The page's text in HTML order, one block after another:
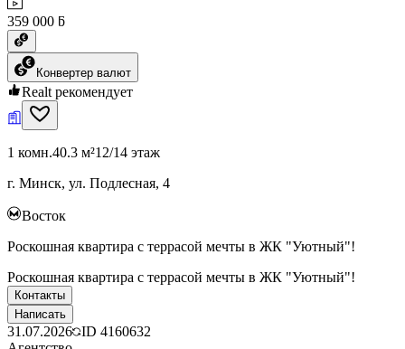
359 000 ƃ
Конвертер валют
Realt рекомендует
1 комн.40.3 м²12/14 этаж
г. Минск, ул. Подлесная, 4
Восток
Роскошная квартира с террасой мечты в ЖК "Уютный"!
Роскошная квартира с террасой мечты в ЖК "Уютный"!
Контакты
Написать
31.07.2026 ID 4160632